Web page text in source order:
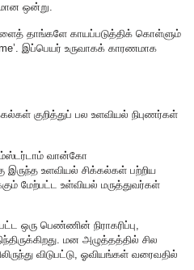
ஒன்று.
தாங்களே காயப்படுத்திக் கொள்ளும்
இப்பெயர் உருவாகக் காரணமாக
குறித்துப் பல உளவியல் நிபுணர்கள்
வான்கோ
இருந்த உளவியல் சிக்கல்கள் பற்றிய
மேற்பட்ட உள்வியல் மருத்துவர்கள்
ஒரு பெண்ணின் நிராகரிப்பு,
மன அழுத்தத்தில் சில
விடுபட்டு, ஓவியங்கள் வரைவதில்